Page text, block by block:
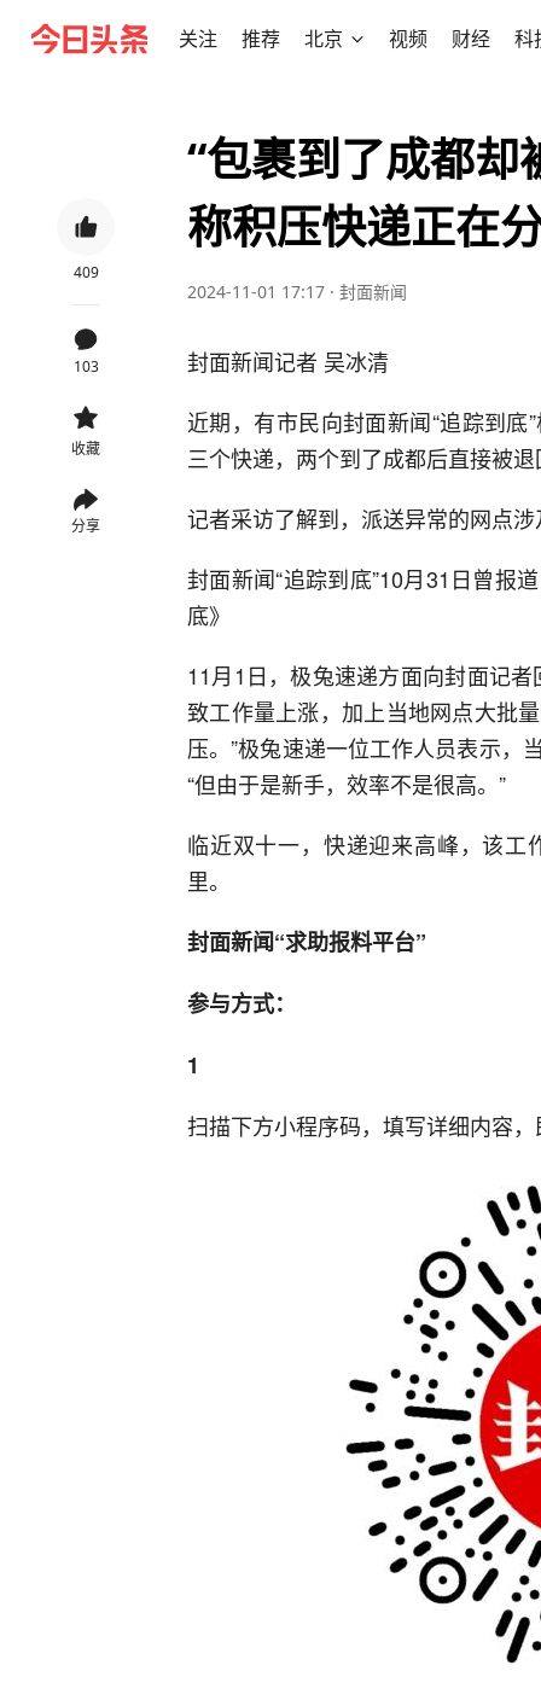
关注 推荐 北京 视频 财经 科
409
103
收藏
分享
“包裹到了成都却
称积压快递正在
2024-11-01 17:17 · 封面新闻
封面新闻记者 吴冰清
近期，有市民向封面新闻“追踪到
三个快递，两个到了成都后直接被退
记者采访了解到，派送异常的网点
封面新闻“追踪到底”10月31日曾报
底》
11月1日，极兔速递方面向封面记
致工作量上涨，加上当地网点大批
压。”极兔速递一位工作人员表示，
“但由于是新手，效率不是很高。”
临近双十一，快递迎来高峰，该
里。
封面新闻“求助报料平台”
参与方式：
1
扫描下方小程序码，填写详细内容，